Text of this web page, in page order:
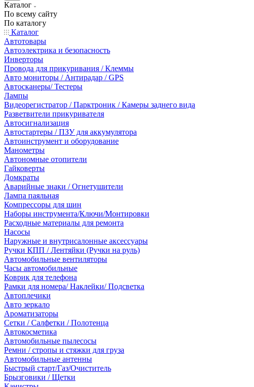
Каталог
По всему сайту
По каталогу
Каталог
Автотовары
Автоэлектрика и безопасность
Инверторы
Провода для прикуривания / Клеммы
Авто мониторы / Антирадар / GPS
Автосканеры/ Тестеры
Лампы
Видеорегистратор / Парктроник / Камеры заднего вида
Разветвители прикуривателя
Автосигнализация
Автостартеры / ПЗУ для аккумулятора
Автоинструмент и оборудование
Манометры
Автономные отопители
Гайковерты
Домкраты
Аварийные знаки / Огнетушители
Лампа паяльная
Компрессоры для шин
Наборы инструмента/Ключи/Монтировки
Расходные материалы для ремонта
Насосы
Наружные и внутрисалонные аксессуары
Ручки КПП / Лентяйки (Ручки на руль)
Автомобильные вентиляторы
Часы автомобильные
Коврик для телефона
Рамки для номера/ Наклейки/ Подсветка
Автоплечики
Авто зеркало
Ароматизаторы
Сетки / Салфетки / Полотенца
Автокосметика
Автомобильные пылесосы
Ремни / стропы и стяжки для груза
Автомобильные антенны
Быстрый старт/Газ/Очиститель
Брызговики / Щетки